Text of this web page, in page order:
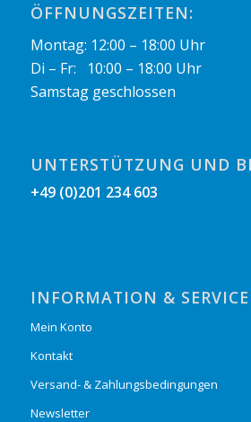
ÖFFNUNGSZEITEN:
Montag: 12:00 – 18:00 Uhr
Di – Fr: 10:00 – 18:00 Uhr
Samstag geschlossen
UNTERSTÜTZUNG UND
+49 (0)201 234 603
INFORMATION & SERVICE
Mein Konto
Kontakt
Versand- & Zahlungsbedingungen
Newsletter